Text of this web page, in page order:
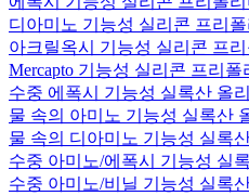
디아미노 기능성 실리콘 프리
아크릴옥시 기능성 실리콘 프
Mercapto 기능성 실리콘 프리폴
수중 에폭시 기능성 실록산 올
물 속의 아미노 기능성 실록산
물 속의 디아미노 기능성 실록
수중 아미노/에폭시 기능성 실
수중 아미노/비닐 기능성 실록